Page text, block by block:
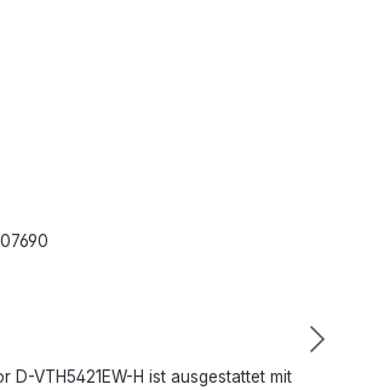
D-VTH5421EW-H ist ausgestattet mit